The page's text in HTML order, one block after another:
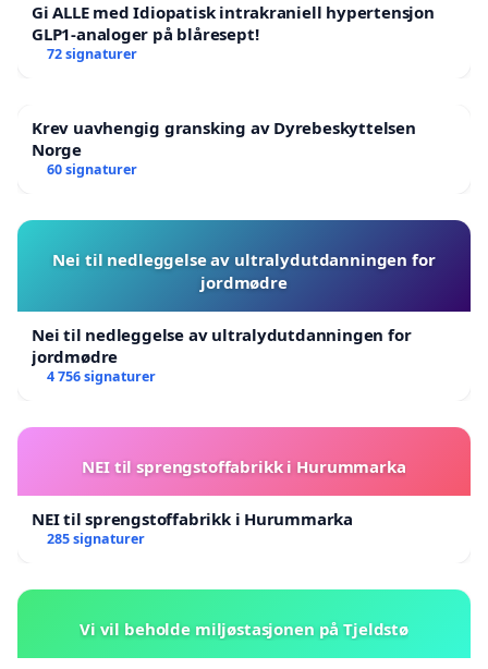
Gi ALLE med Idiopatisk intrakraniell hypertensjon
GLP1-analoger på blåresept!
72 signaturer
Krev uavhengig gransking av Dyrebeskyttelsen
Norge
60 signaturer
Nei til nedleggelse av ultralydutdanningen for
jordmødre
Nei til nedleggelse av ultralydutdanningen for
jordmødre
4 756 signaturer
NEI til sprengstoffabrikk i Hurummarka
NEI til sprengstoffabrikk i Hurummarka
285 signaturer
Vi vil beholde miljøstasjonen på Tjeldstø